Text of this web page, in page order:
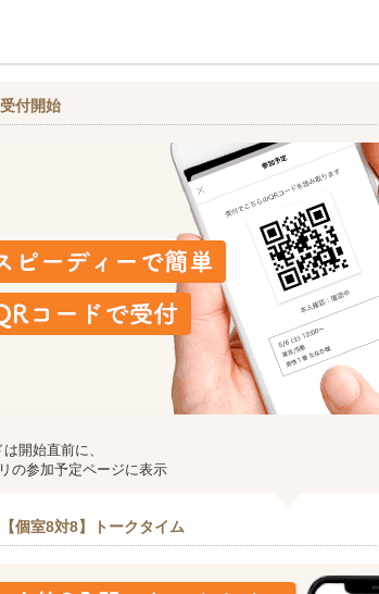
受付開始
開始直前に、
の参加予定ページに表示
【個室8対8】トークタイム